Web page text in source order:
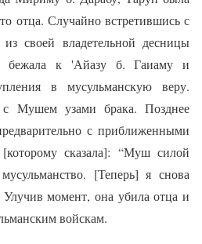
отца. Случайно встретившись с
своей владетельной десницы
бежала к 'Айазу б. Гаиаму и
в мусульманскую веру.
Мушем узами брака. Позднее
с приближенными
сказала]: “Муш силой
[Теперь] я снова
Улучив момент, она убила отца и
войскам.